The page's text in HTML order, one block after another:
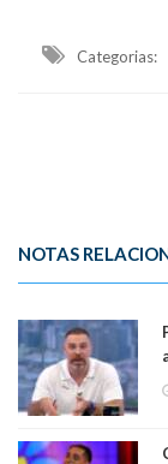
Categorias:
NOTAS